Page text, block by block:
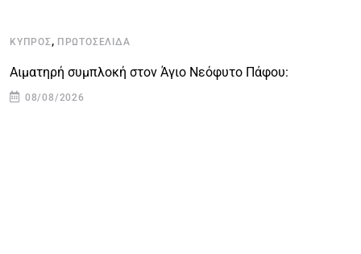
ΚΎΠΡΟΣ, ΠΡΩΤΟΣΈΛΙΔΑ
Αιματηρή συμπλοκή στον Άγιο Νεόφυτο Πάφου:
08/08/2026